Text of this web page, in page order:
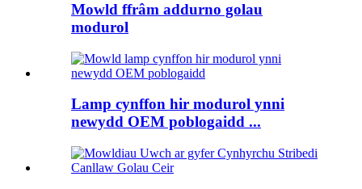
Mowld ffrâm addurno golau
modurol
Lamp cynffon hir modurol ynni
newydd OEM poblogaidd ...